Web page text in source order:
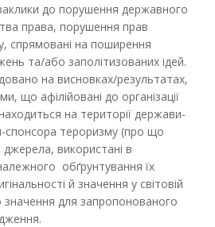
до порушення державного
права, порушення прав
спрямовані на поширення
та/або заполітизованих ідей.
на висновках/результатах,
що афілійовані до організації
на території держави-
спонсора тероризму (про що
джерела, використані в
обґрунтування їх
й значення у світовій
значення для запропонованого